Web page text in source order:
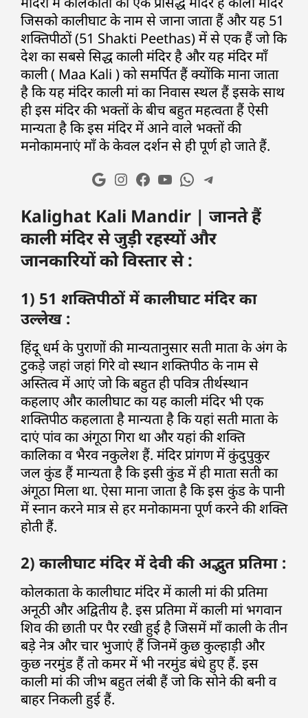
जिसको कालीघाट के नाम से जाना जाता हैं और यह 51
शक्तिपीठों (51 Shakti Peethas) में से एक हैं जो कि
देश का सबसे सिद्ध काली मंदिर है और यह मंदिर माँ
काली ( Maa Kali ) को समर्पित हैं क्योंकि माना जाता
है कि यह मंदिर काली मां का निवास स्थल हैं इसके साथ
ही इस मंदिर की भक्तों के बीच बहुत महत्वता हैं ऐसी
मान्यता है कि इस मंदिर में आने वाले भक्तों की
मनोकामनाएं माँ के केवल दर्शन से ही पूर्ण हो जाते हैं.
Kalighat Kali Mandir | जानते हैं
काली मंदिर से जुड़ी रहस्यों और
जानकारियों को विस्तार से :
1) 51 शक्तिपीठों में कालीघाट मंदिर का
उल्लेख :
हिंदू धर्म के पुराणों की मान्यतानुसार सती माता के अंग के
टुकड़े जहां जहां गिरे वो स्थान शक्तिपीठ के नाम से
अस्तित्व में आएं जो कि बहुत ही पवित्र तीर्थस्थान
कहलाए और कालीघाट का यह काली मंदिर भी एक
शक्तिपीठ कहलाता है मान्यता है कि यहां सती माता के
दाएं पांव का अंगूठा गिरा था और यहां की शक्ति
कालिका व भैरव नकुलेश हैं. मंदिर प्रांगण में कुंदुपुकुर
जल कुंड हैं मान्यता है कि इसी कुंड में ही माता सती का
अंगूठा मिला था. ऐसा माना जाता है कि इस कुंड के पानी
में स्नान करने मात्र से हर मनोकामना पूर्ण करने की शक्ति
होती हैं.
2) कालीघाट मंदिर में देवी की अद्भुत प्रतिमा :
कोलकाता के कालीघाट मंदिर में काली मां की प्रतिमा
अनूठी और अद्वितीय है. इस प्रतिमा में काली मां भगवान
शिव की छाती पर पैर रखी हुई है जिसमें माँ काली के तीन
बड़े नेत्र और चार भुजाएं हैं जिनमें कुछ कुल्हाड़ी और
कुछ नरमुंड हैं तो कमर में भी नरमुंड बंधे हुए हैं. इस
काली मां की जीभ बहुत लंबी हैं जो कि सोने की बनी व
बाहर निकली हुई हैं.